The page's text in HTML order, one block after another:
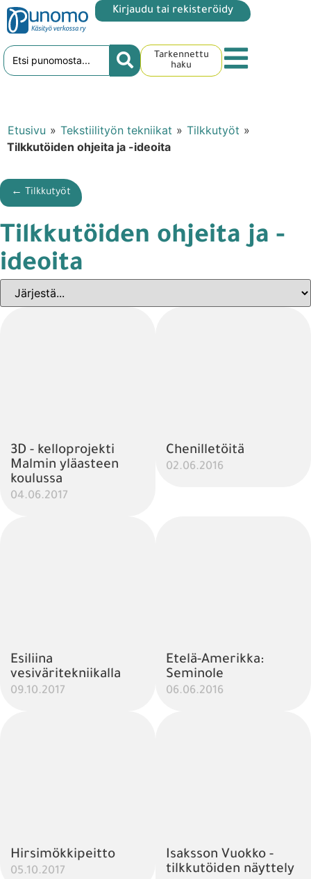
Kirjaudu tai rekisteröidy
Tarkennettu
haku
Etusivu » Tekstiilityön tekniikat » Tilkkutyöt »
Tilkkutöiden ohjeita ja -ideoita
← Tilkkutyöt
Tilkkutöiden ohjeita ja -
ideoita
3D - kelloprojekti
Malmin yläasteen
koulussa
04.06.2017
Chenilletöitä
02.06.2016
Esiliina
vesiväritekniikalla
09.10.2017
Etelä-Amerikka:
Seminole
06.06.2016
Hirsimökkipeitto
05.10.2017
Isaksson Vuokko -
tilkkutöiden näyttely